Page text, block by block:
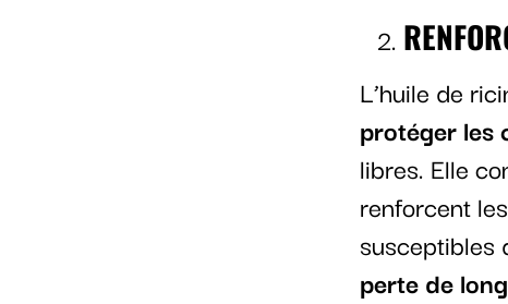
L’huile de
protéger les
libres. Elle
renforcent
susceptibles
perte de